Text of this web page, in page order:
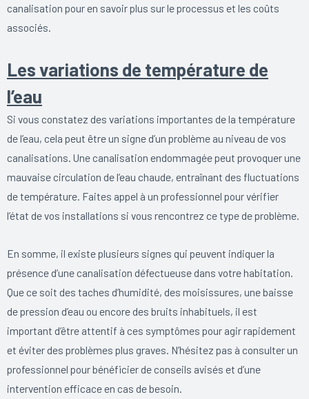
canalisation pour en savoir plus sur le processus et les coûts
associés.
Les variations de température de
l’eau
Si vous constatez des variations importantes de la température
de l’eau, cela peut être un signe d’un problème au niveau de vos
canalisations. Une canalisation endommagée peut provoquer une
mauvaise circulation de l’eau chaude, entraînant des fluctuations
de température. Faites appel à un professionnel pour vérifier
l’état de vos installations si vous rencontrez ce type de problème.
En somme, il existe plusieurs signes qui peuvent indiquer la
présence d’une canalisation défectueuse dans votre habitation.
Que ce soit des taches d’humidité, des moisissures, une baisse
de pression d’eau ou encore des bruits inhabituels, il est
important d’être attentif à ces symptômes pour agir rapidement
et éviter des problèmes plus graves. N’hésitez pas à consulter un
professionnel pour bénéficier de conseils avisés et d’une
intervention efficace en cas de besoin.